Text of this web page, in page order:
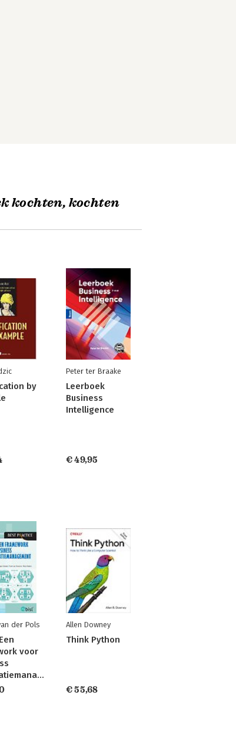
kochten, kochten
by
Peter ter Braake
Leerboek
Business
Intelligence
€ 49,95
der Pols
voor
informatiemanagement
Allen Downey
Think Python
€ 55,68